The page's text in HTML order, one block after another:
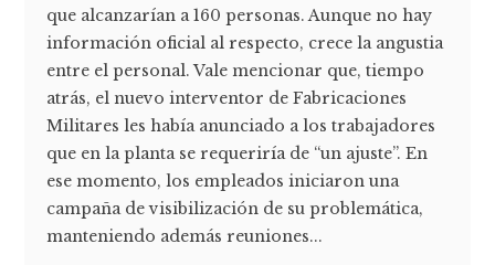
que alcanzarían a 160 personas. Aunque no hay
información oficial al respecto, crece la angustia
entre el personal. Vale mencionar que, tiempo
atrás, el nuevo interventor de Fabricaciones
Militares les había anunciado a los trabajadores
que en la planta se requeriría de “un ajuste”. En
ese momento, los empleados iniciaron una
campaña de visibilización de su problemática,
manteniendo además reuniones...